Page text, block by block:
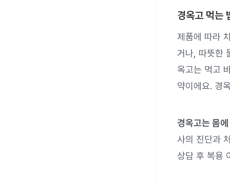
경옥고 먹는
제품에 따라
거나, 따뜻한
옥고는 먹고
약이에요. 경
경옥고는 몸
사의 진단과
상담 후 복용